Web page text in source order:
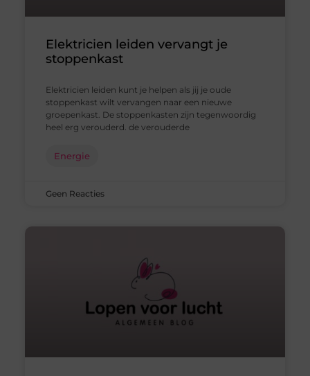
Elektricien leiden vervangt je
stoppenkast
Elektricien leiden kunt je helpen als jij je oude
stoppenkast wilt vervangen naar een nieuwe
groepenkast. De stoppenkasten zijn tegenwoordig
heel erg verouderd. de verouderde
Energie
Geen Reacties